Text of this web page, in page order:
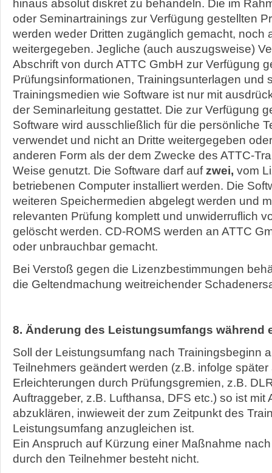
hinaus absolut diskret zu behandeln. Die im
oder Seminartrainings zur Verfügung gestellten
werden weder Dritten zugänglich gemacht, noch
weitergegeben. Jegliche (auch auszugsweise)
Abschrift von durch ATTC GmbH zur Verfügung
Prüfungsinformationen, Trainingsunterlagen und
Trainingsmedien wie Software ist nur mit
der Seminarleitung gestattet. Die zur Verfügung
Software wird ausschließlich für die persönliche
verwendet und nicht an Dritte weitergegeben
anderen Form als der dem Zwecke des ATTC-
Weise genutzt. Die Software darf aufzwei, vom
betriebenen Computer installiert werden. Die
weiteren Speichermedien abgelegt werden und
relevanten Prüfung komplett und unwiderruflich
gelöscht werden. CD-ROMS werden an ATTC
oder unbrauchbar gemacht.
Bei Verstoß gegen die Lizenzbestimmungen
die Geltendmachung weitreichender
8. Änderung des Leistungsumfangs während
Soll der Leistungsumfang nach Trainingsbeginn
Teilnehmers geändert werden (z.B. infolge
Erleichterungen durch Prüfungsgremien, z.B.
Auftraggeber, z.B. Lufthansa, DFS etc.) so ist mit
abzuklären, inwieweit der zum Zeitpunkt des
Leistungsumfang anzugleichen ist.
Ein Anspruch auf Kürzung einer Maßnahme
durch den Teilnehmer besteht nicht.